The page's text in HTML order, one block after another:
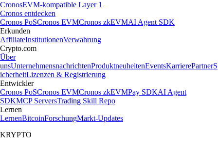
CronosEVM-kompatible Layer 1
Cronos entdecken
Cronos PoSCronos EVMCronos zkEVMAI Agent SDK
Erkunden
AffiliateInstitutionenVerwahrung
Crypto.com
Über
unsUnternehmensnachrichtenProduktneuheitenEventsKarrierePartnerS
icherheitLizenzen & Registrierung
Entwickler
Cronos PoSCronos EVMCronos zkEVMPay SDKAI Agent
SDKMCP ServersTrading Skill Repo
Lernen
LernenBitcoinForschungMarkt-Updates
KRYPTO